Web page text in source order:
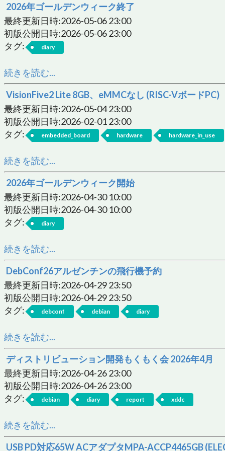
2026年ゴールデンウィーク終了
最終更新日時:2026-05-06 23:00
初版公開日時:2026-05-06 23:00
タグ:
diary
続きを読む...
VisionFive2 Lite 8GB、eMMCなし (RISC-VボードPC)
最終更新日時:2026-05-04 23:00
初版公開日時:2026-02-01 23:00
タグ:
embedded_board hardware hardware_in_use
続きを読む...
2026年ゴールデンウィーク開始
最終更新日時:2026-04-30 10:00
初版公開日時:2026-04-30 10:00
タグ:
diary
続きを読む...
DebConf26アルゼンチンの飛行機予約
最終更新日時:2026-04-29 23:50
初版公開日時:2026-04-29 23:50
タグ:
debconf debian diary
続きを読む...
ディストリビューション開発もくもく会 2026年4月
最終更新日時:2026-04-26 23:00
初版公開日時:2026-04-26 23:00
タグ:
debian diary report xddc
続きを読む...
USB PD対応65W ACアダプタMPA-ACCP4465GB